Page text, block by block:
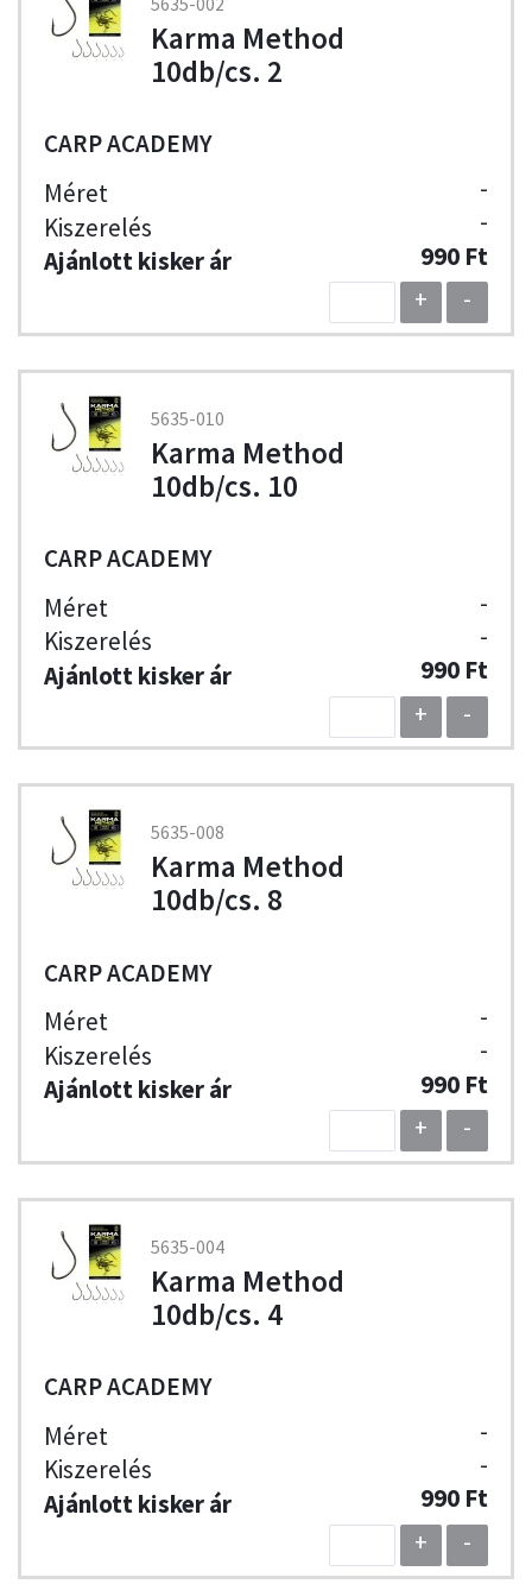
Karma Method
10db/cs. 2
CARP ACADEMY
-
-
990 Ft
+
-
5635-010
Karma Method
10db/cs. 10
CARP ACADEMY
-
-
990 Ft
+
-
5635-008
Karma Method
10db/cs. 8
CARP ACADEMY
-
-
990 Ft
+
-
5635-004
Karma Method
10db/cs. 4
CARP ACADEMY
-
-
990 Ft
+
-